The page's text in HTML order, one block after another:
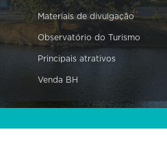
Materiais de divulgação
Observatório do Turismo
Principais atrativos
Venda BH